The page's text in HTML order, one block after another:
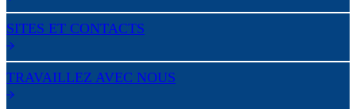
SITES ET CONTACTS
TRAVAILLEZ AVEC NOUS